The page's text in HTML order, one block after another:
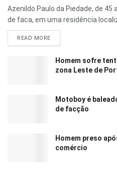
Azenildo Paulo da Piedade, de
de faca, em uma residência
READ MORE
Homem sofre
zona Leste de
Motoboy é
de facção
Homem preso
comércio